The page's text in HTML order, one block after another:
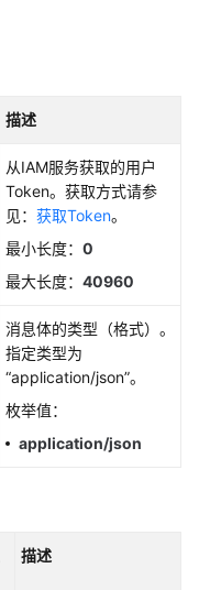
描述
从IAM服务获取的用户
Token。获取方式请参
见： 获取Token。
最小长度： 0
最大长度： 40960
消息体的类型（格式）。
指定类型为
“application/json”。
枚举值：
application/json
描述